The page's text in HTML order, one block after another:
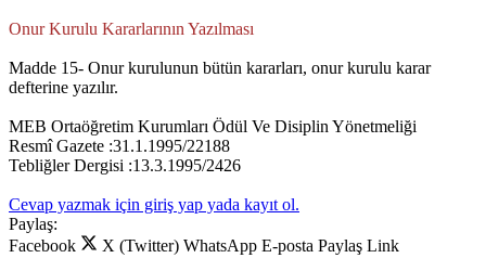
Onur Kurulu Kararlarının Yazılması
Madde 15- Onur kurulunun bütün kararları, onur kurulu karar
defterine yazılır.
MEB Ortaöğretim Kurumları Ödül Ve Disiplin Yönetmeliği
Resmî Gazete :31.1.1995/22188
Tebliğler Dergisi :13.3.1995/2426
Cevap yazmak için giriş yap yada kayıt ol.
Paylaş:
Facebook
X (Twitter) WhatsApp E-posta Paylaş Link